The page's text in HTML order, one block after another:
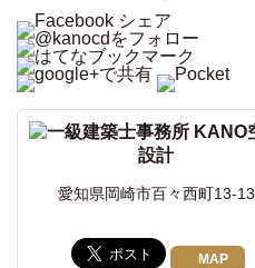
愛知県岡崎市百々西町13-13
MAP